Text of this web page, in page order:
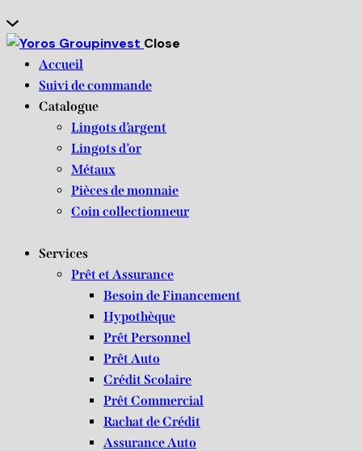
Close
Accueil
Suivi de commande
Catalogue
Lingots d’argent
Lingots d’or
Métaux
Pièces de monnaie
Coin collectionneur
Services
Prêt et Assurance
Besoin de Financement
Hypothèque
Prêt Personnel
Prêt Auto
Crédit Scolaire
Prêt Commercial
Rachat de Crédit
Assurance Auto